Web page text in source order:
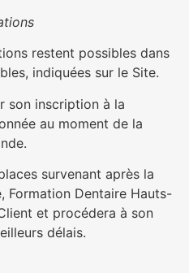
restent possibles dans
indiquées sur le Site.
son inscription à la
au moment de la
survenant après la
Formation Dentaire Hauts-
et procédera à son
délais.